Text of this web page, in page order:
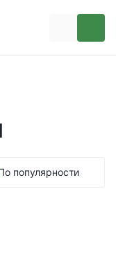
популярности